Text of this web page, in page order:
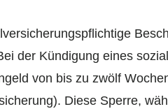
der Kündigung eines
von bis zu zwölf
Diese Sperre,